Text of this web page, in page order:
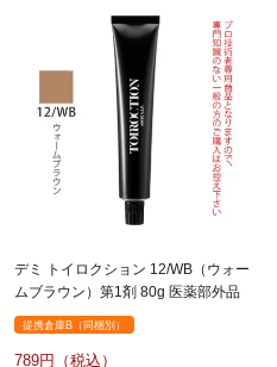
デミ トイロクション 12/WB（ウォー
ムブラウン）第1剤 80g 医薬部外品
提携倉庫B（同梱別）
789